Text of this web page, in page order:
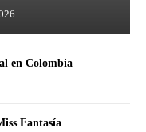
en Colombia
Fantasía